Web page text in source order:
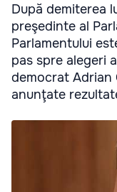
După demiterea
preşedinte al
Parlamentului
pas spre alegeri
democrat Adrian
anunţate